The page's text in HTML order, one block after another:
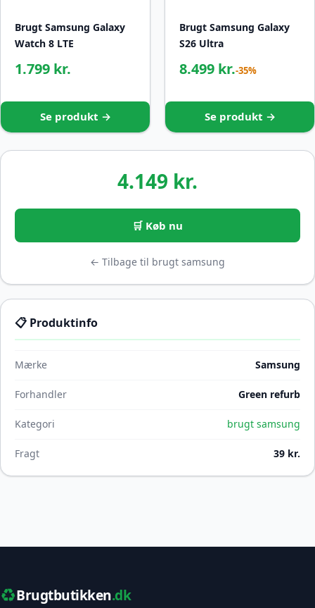
Brugt Samsung Galaxy
Watch 8 LTE
1.799 kr.
Se produkt →
Brugt Samsung Galaxy
S26 Ultra
8.499 kr.-35%
Se produkt →
4.149 kr.
🛒 Køb nu
← Tilbage til brugt samsung
📋 Produktinfo
Mærke Samsung
Forhandler Green refurb
Kategori brugt samsung
Fragt 39 kr.
♻️Brugtbutikken.dk